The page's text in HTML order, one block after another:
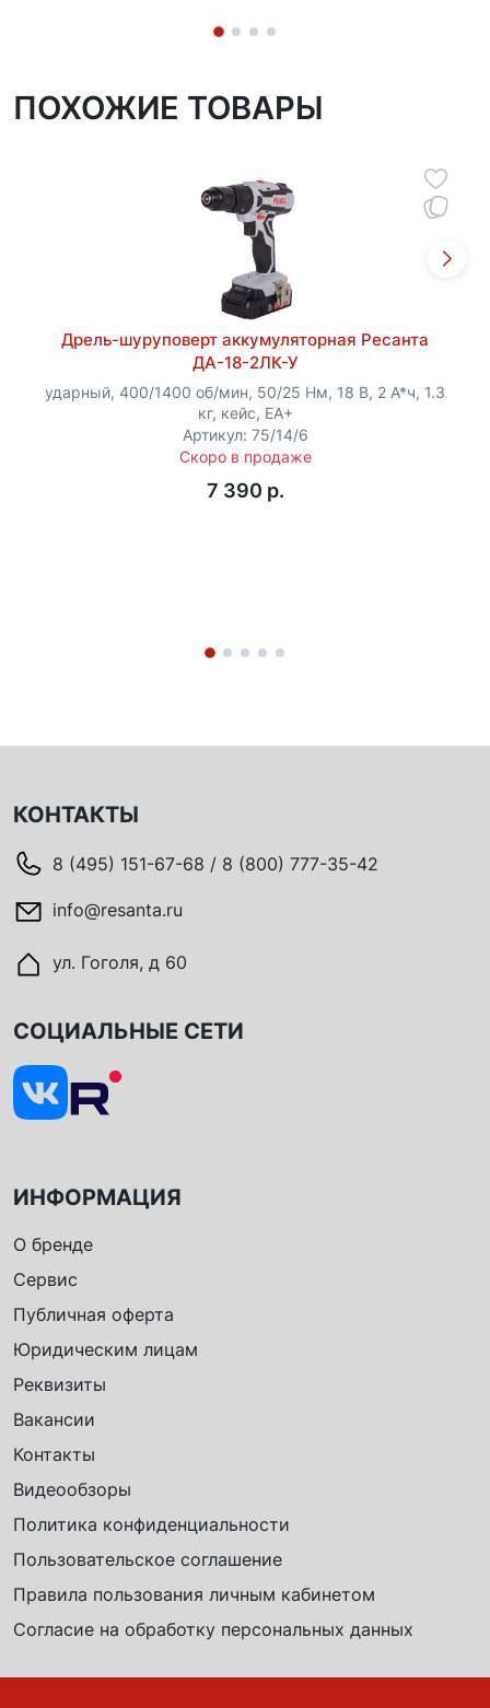
ПОХОЖИЕ ТОВАРЫ
Дрель-шуруповерт аккумуляторная Ресанта
ДА-18-2ЛК-У
ударный, 400/1400 об/мин, 50/25 Нм, 18 В, 2 А*ч, 1.3
кг, кейс, ЕА+
Артикул: 75/14/6
Скоро в продаже
7 390 p.
КОНТАКТЫ
8 (495) 151-67-68 / 8 (800) 777-35-42
info@resanta.ru
ул. Гоголя, д 60
ИНФОРМАЦИЯ
О бренде
Сервис
Публичная оферта
Юридическим лицам
Реквизиты
Вакансии
Контакты
Видеообзоры
Политика конфиденциальности
Пользовательское соглашение
Правила пользования личным кабинетом
Согласие на обработку персональных данных
СОЦИАЛЬНЫЕ СЕТИ